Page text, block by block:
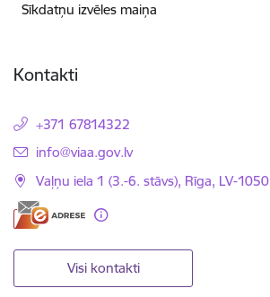
Sīkdatņu izvēles maiņa
Kontakti
+371 67814322
E-pasts:
info@viaa.gov.lv
Vaļņu iela 1 (3.-6. stāvs), Rīga, LV-1050
Visi kontakti